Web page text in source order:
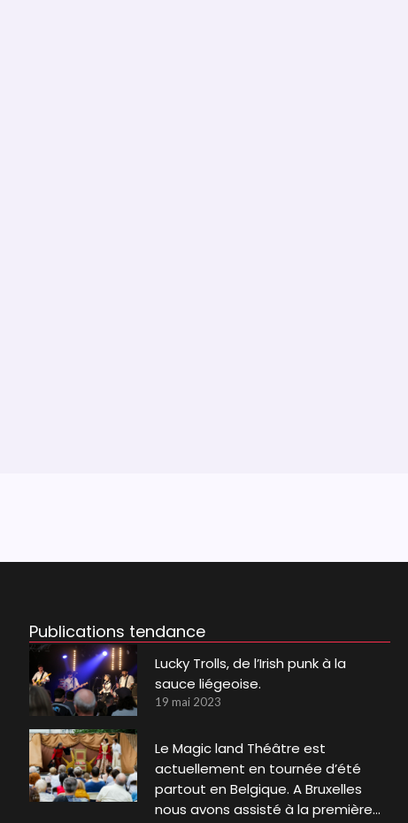
Publications tendance
Lucky Trolls, de l’Irish punk à la
sauce liégeoise.
19 mai 2023
Le Magic land Théâtre est
actuellement en tournée d’été
partout en Belgique. A Bruxelles
nous avons assisté à la première…